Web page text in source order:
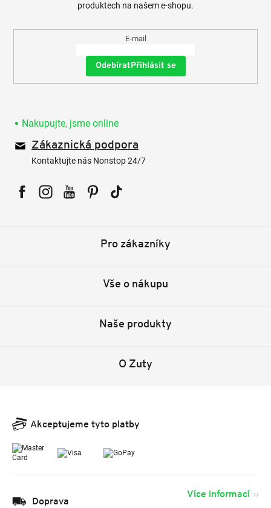
produktech na našem e-shopu.
E-mail
Přihlásit se
Nakupujte, jsme online
Zákaznická podpora
Kontaktujte nás Nonstop 24/7
Pro zákazníky
Vše o nákupu
Naše produkty
O Zuty
Akceptujeme tyto platby
Doprava
Více informací